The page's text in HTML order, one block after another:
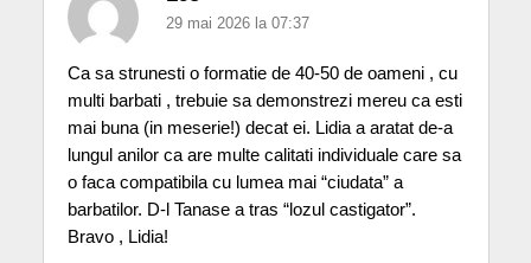
29 mai 2026 la 07:37
Ca sa strunesti o formatie de 40-50 de oameni , cu
multi barbati , trebuie sa demonstrezi mereu ca esti
mai buna (in meserie!) decat ei. Lidia a aratat de-a
lungul anilor ca are multe calitati individuale care sa
o faca compatibila cu lumea mai “ciudata” a
barbatilor. D-l Tanase a tras “lozul castigator”.
Bravo , Lidia!